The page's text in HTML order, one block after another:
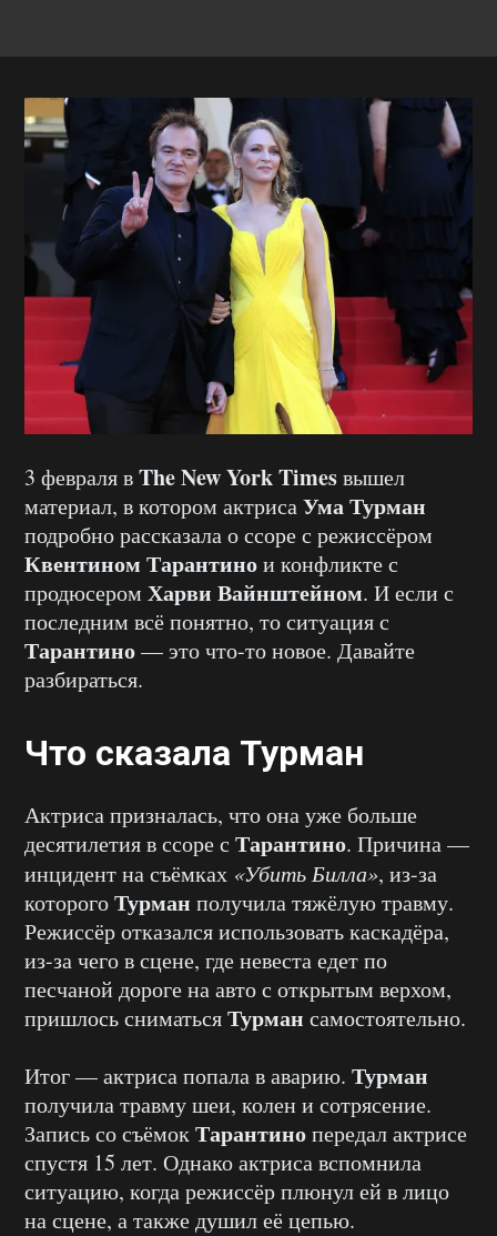
3 февраля вThe New York Timesвышел
материал, в котором актрисаУма Турман
подробно рассказала о ссоре с режиссёром
Квентином Тарантинои конфликте с
продюсером Харви Вайнштейном. И если с
последним всё понятно, то ситуация с
Тарантино— это что-то новое. Давайте
разбираться.
Что сказала Турман
Актриса призналась, что она уже больше
десятилетия в ссоре с Тарантино. Причина —
инцидент на съёмках «Убить Билла», из-за
которогоТурман получила тяжёлую травму.
Режиссёр отказался использовать каскадёра,
из-за чего в сцене, где невеста едет по
песчаной дороге на авто с открытым верхом,
пришлось сниматьсяТурман самостоятельно.
Итог — актриса попала в аварию. Турман
получила травму шеи, колен и сотрясение.
Запись со съёмокТарантинопередал актрисе
спустя 15 лет. Однако актриса вспомнила
ситуацию, когда режиссёр плюнул ей в лицо
на сцене, а также душил её цепью.